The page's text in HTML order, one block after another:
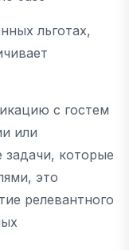
льготах,
с гостем
или
которые
это
релевантного